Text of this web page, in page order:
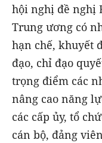
hội nghị đề nghị
Trung ương có
hạn chế, khuyết
đạo, chỉ đạo
trọng điểm các
nâng cao năng
các cấp ủy, tổ
cán bộ, đảng